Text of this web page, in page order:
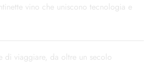
vino che uniscono tecnologia e
di viaggiare, da oltre un secolo